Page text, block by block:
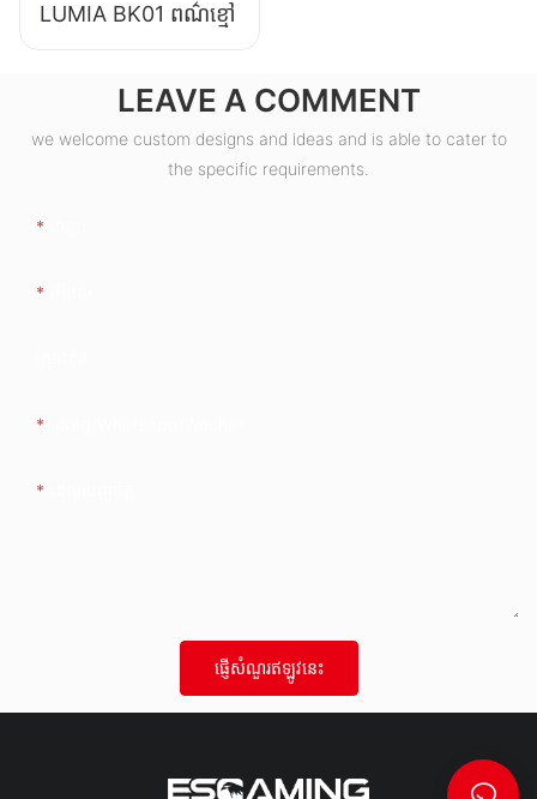
LUMIA BK01 ពណ៌ខ្មៅ
LEAVE A COMMENT
we welcome custom designs and ideas and is able to cater to
the specific requirements.
ផ្ញើសំណួរឥឡូវនេះ